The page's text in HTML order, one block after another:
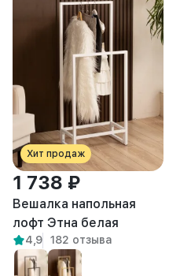
Хит продаж
1 738 ₽
Вешалка напольная
лофт Этна белая
4,9 182 отзыва